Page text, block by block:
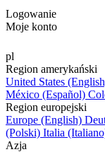
Logowanie
Moje konto
pl
Region amerykański
United States
México (Español)
Region europejski
Europe (English)
(Polski) Italia
Azja